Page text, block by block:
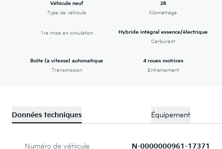
Véhicule neuf
Type de véhicule
28
Kilométrage
1re mise en circulation
Hybride intégral essence/électrique
Carburant
Boîte (à vitesse) automatique
Transmission
4 roues motrices
Entraînement
Données techniques Équipement
Numéro de véhicule N-0000000961-17371